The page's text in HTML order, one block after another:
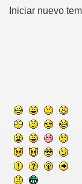
Iniciar nuevo